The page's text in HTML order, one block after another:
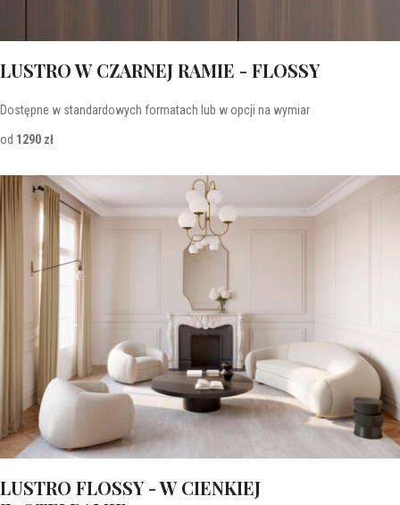
LUSTRO W CZARNEJ RAMIE - FLOSSY
Dostępne w standardowych formatach lub w opcji na wymiar
od 1290 zł
LUSTRO FLOSSY - W CIENKIEJ